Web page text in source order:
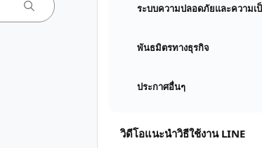
ระบบความปลอดภัยและความเ
พันธมิตรทางธุรกิจ
ประกาศอื่นๆ
วิดีโอแนะนำวิธีใช้งาน LINE